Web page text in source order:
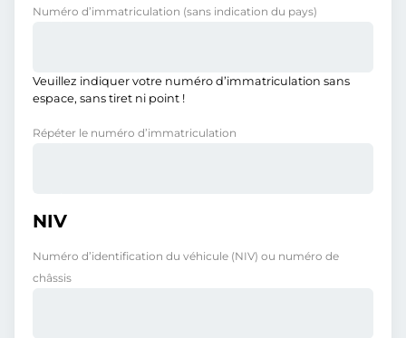
Numéro d’immatriculation (sans indication du pays)
Veuillez indiquer votre numéro d’immatriculation sans
espace, sans tiret ni point !
Répéter le numéro d’immatriculation
NIV
Numéro d’identification du véhicule (NIV) ou numéro de
châssis